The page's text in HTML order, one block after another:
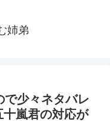
姉弟
で少々ネタバレ
嵐君の対応が